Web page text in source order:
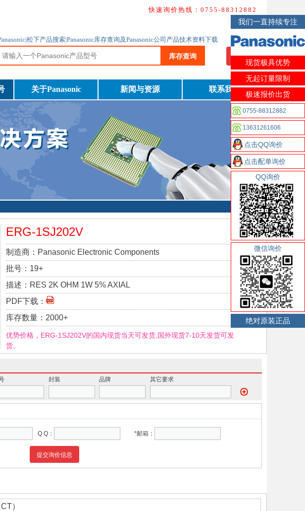
快速询价热线：0755-88312882
松下产品搜索|Panasonic库存查询及Panasonic公司产品技术资料下载
库存查询 我要询价
关于Panasonic 新闻与资源 联系我们
ERG-1SJ202V
制造商： Panasonic Electronic Components
批号： 19+
描述： RES 2K OHM 1W 5% AXIAL
PDF下载：
库存数量： 2000+
优势价格，ERG-1SJ202V的国内现货当天可发货,国外现货7-10天发货可发
货。
封装 品牌 其它要求
Q Q： *邮箱：
提交询价信息
）
我们一直持续专注
现货极具优势
无起订量限制
极速报价出货
0755-88312882
13631261606
点击QQ询价
点击配单询价
QQ询价
微信询价
绝对原装正品